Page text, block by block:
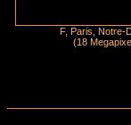
F, Paris, Notre-
(18